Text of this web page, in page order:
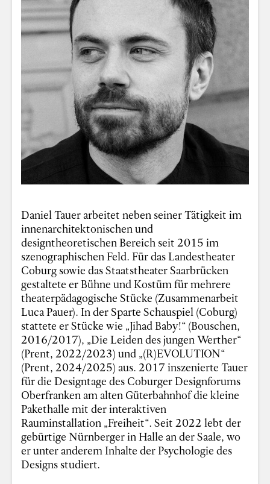
Daniel Tauer arbeitet neben seiner Tätigkeit im
innenarchitektonischen und
designtheoretischen Bereich seit 2015 im
szenographischen Feld. Für das Landestheater
Coburg sowie das Staatstheater Saarbrücken
gestaltete er Bühne und Kostüm für mehrere
theaterpädagogische Stücke (Zusammenarbeit
Luca Pauer). In der Sparte Schauspiel (Coburg)
stattete er Stücke wie „Jihad Baby!“ (Bouschen,
2016/2017), „Die Leiden des jungen Werther“
(Prent, 2022/2023) und „(R)EVOLUTION“
(Prent, 2024/2025) aus. 2017 inszenierte Tauer
für die Designtage des Coburger Designforums
Oberfranken am alten Güterbahnhof die kleine
Pakethalle mit der interaktiven
Rauminstallation „Freiheit“. Seit 2022 lebt der
gebürtige Nürnberger in Halle an der Saale, wo
er unter anderem Inhalte der Psychologie des
Designs studiert.